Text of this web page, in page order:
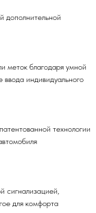
дополнительной
меток благодаря умной
индивидуального
технологии
сигнализацией,
для комфорта